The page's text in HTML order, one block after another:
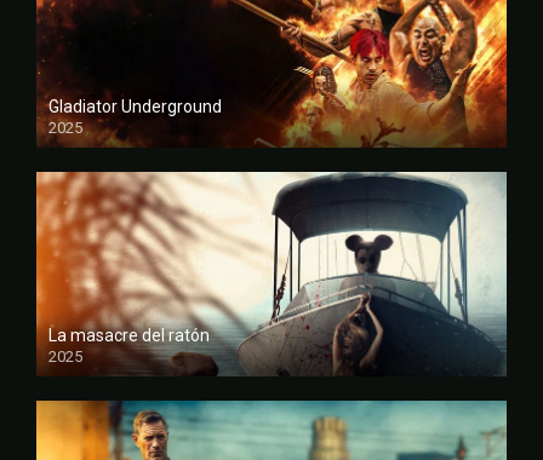
Gladiator Underground
2025
FULL HD
La masacre del ratón
2025
FULL HD